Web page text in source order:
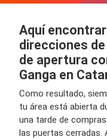
Aquí
direcciones
de apertura
Ganga en
Como resultado,
tu área está abierta
una tarde de
las puertas cerradas.